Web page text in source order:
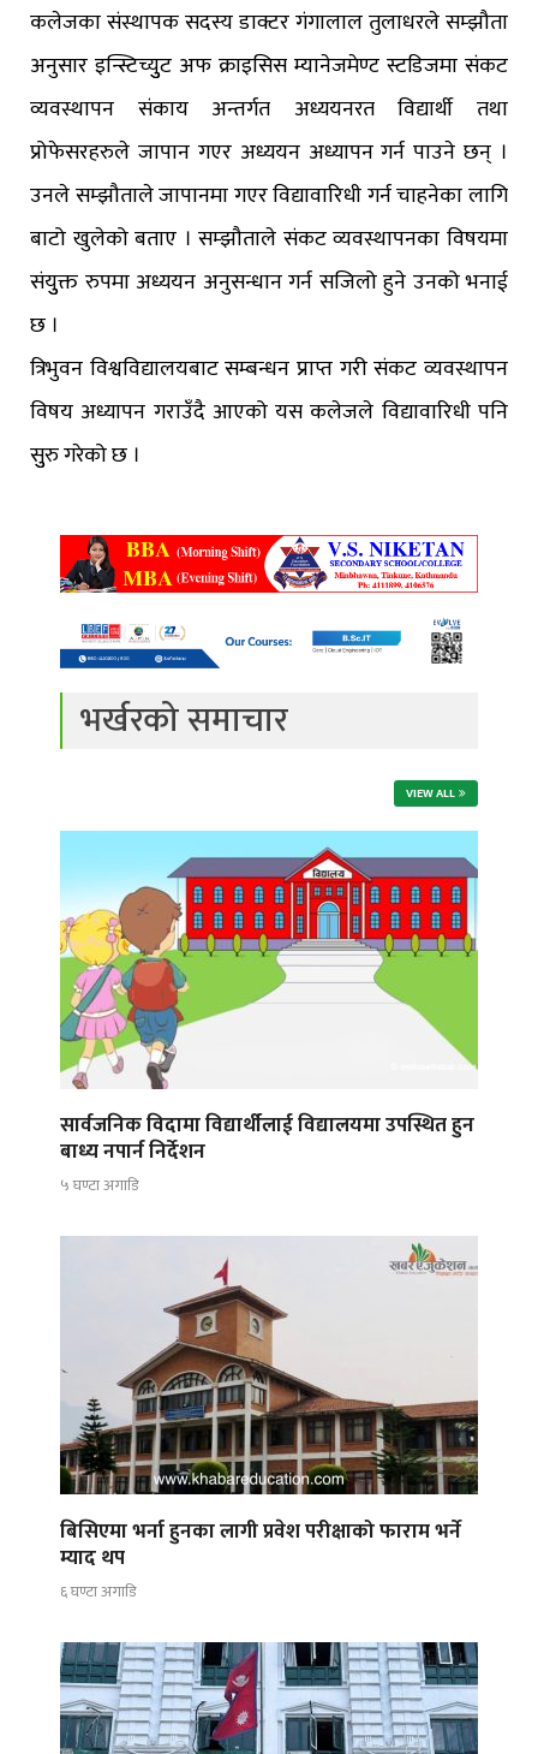
कलेजका संस्थापक सदस्य डाक्टर गंगालाल तुलाधरले सम्झौता
अनुसार इन्स्टिच्युुट अफ क्राइसिस म्यानेजमेण्ट स्टडिजमा संकट
व्यवस्थापन संकाय अन्तर्गत अध्ययनरत विद्यार्थी तथा
प्रोफेसरहरुले जापान गएर अध्ययन अध्यापन गर्न पाउने छन् ।
उनले सम्झौताले जापानमा गएर विद्यावारिधी गर्न चाहनेका लागि
बाटो खुलेको बताए । सम्झौताले संकट व्यवस्थापनका विषयमा
संयुुक्त रुपमा अध्ययन अनुसन्धान गर्न सजिलो हुने उनको भनाई
छ ।
त्रिभुवन विश्वविद्यालयबाट सम्बन्धन प्राप्त गरी संकट व्यवस्थापन
विषय अध्यापन गराउँदै आएको यस कलेजले विद्यावारिधी पनि
सुुरु गरेको छ ।
भर्खरको समाचार
VIEW ALL
सार्वजनिक विदामा विद्यार्थीलाई विद्यालयमा उपस्थित हुन
बाध्य नपार्न निर्देशन
५ घण्टा अगाडि
बिसिएमा भर्ना हुनका लागी प्रवेश परीक्षाको फाराम भर्ने
म्याद थप
६ घण्टा अगाडि